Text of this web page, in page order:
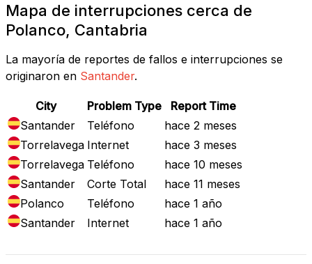
Mapa de interrupciones cerca de
Polanco, Cantabria
La mayoría de reportes de fallos e interrupciones se
originaron en Santander.
City Problem Type
Report Time
Santander
Teléfono
hace 2 meses
Torrelavega Internet
hace 3 meses
Torrelavega Teléfono
hace 10 meses
Santander
Corte Total
hace 11 meses
Polanco
Teléfono
hace 1 año
Santander
Internet hace 1 año